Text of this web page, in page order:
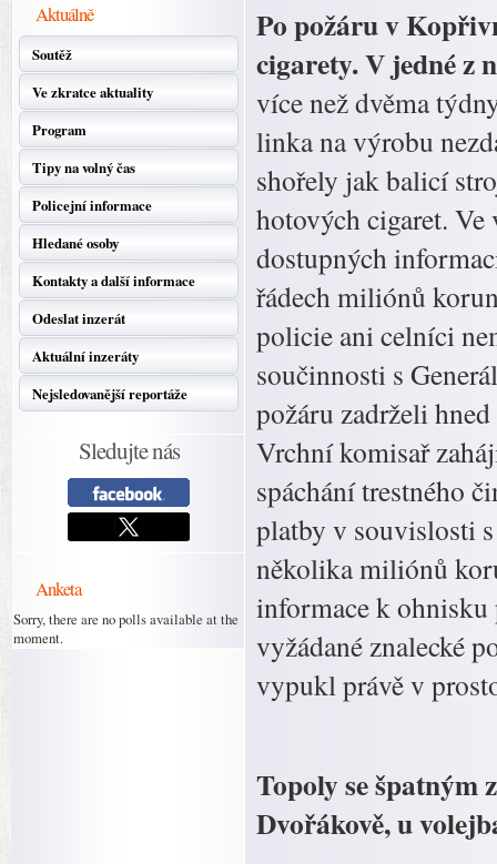
Aktuálně
Soutěž
Ve zkratce aktuality
Program
Tipy na volný čas
Policejní informace
Hledané osoby
Kontakty a další informace
Odeslat inzerát
Aktuální inzeráty
Nejsledovanější reportáže
Sledujte nás
Anketa
Sorry, there are no polls available at the
moment.
Po požáru v
cigarety. V jedné z
více než dvěma
linka na výrobu
shořely jak balicí
hotových cigaret.
dostupných
řádech miliónů
policie ani celníci
součinnosti s
požáru zadrželi
Vrchní komisař
spáchání trestného
platby v souvislosti
několika miliónů
informace k
vyžádané znalecké
vypukl právě v
Topoly se špatným
Dvořákově, u